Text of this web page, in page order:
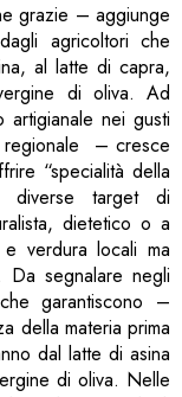
grazie – aggiunge
agricoltori che
al latte di capra,
di oliva. Ad
nei gusti
regionale – cresce
“specialità della
diverse target di
dietetico o a
verdura locali ma
segnalare negli
garantiscono –
della materia prima
dal latte di asina
di oliva. Nelle